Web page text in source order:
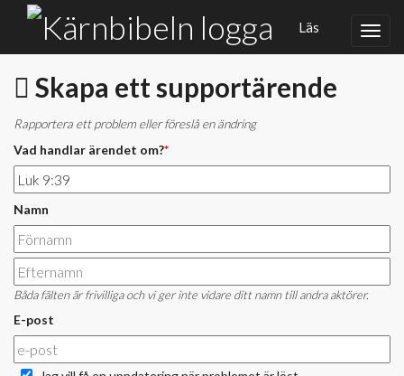
Läs
Skapa ett supportärende
Rapportera ett problem eller föreslå en ändring
Vad handlar ärendet om?*
Namn
Båda fälten är frivilliga och vi ger inte vidare ditt namn till andra aktörer.
E-post